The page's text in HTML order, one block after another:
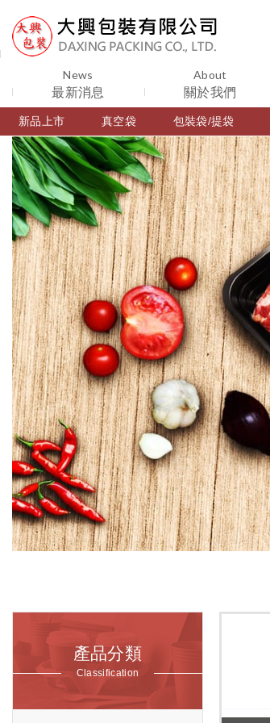
News
最新消息
About
關於我們
新品上市 真空袋 包裝袋/提袋
產品分類
Classification